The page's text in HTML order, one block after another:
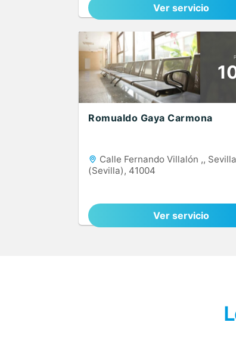
Ver servicio
Romualdo Gaya Carmona
Calle Fernando Villalón ,, Sevilla
(Sevilla), 41004
Ver servicio